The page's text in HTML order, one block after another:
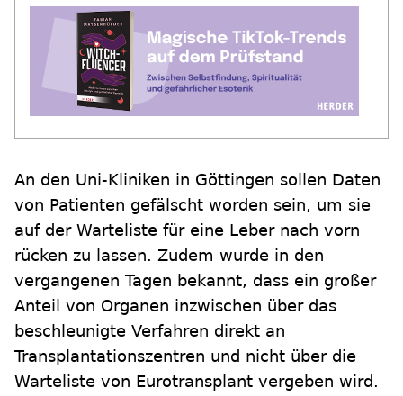
An den Uni-Kliniken in Göttingen sollen Daten
von Patienten gefälscht worden sein, um sie
auf der Warteliste für eine Leber nach vorn
rücken zu lassen. Zudem wurde in den
vergangenen Tagen bekannt, dass ein großer
Anteil von Organen inzwischen über das
beschleunigte Verfahren direkt an
Transplantationszentren und nicht über die
Warteliste von Eurotransplant vergeben wird.